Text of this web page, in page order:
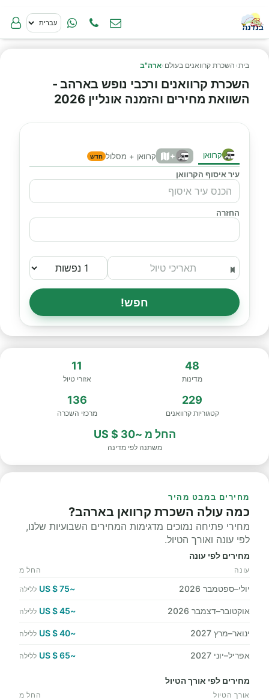
בית› השכרת קרוואנים בעולם ›ארה"ב
השכרת קרוואנים ורכבי נופש בארהב -
השוואת מחירים והזמנה אונליין 2026
קרוואן + קרוואן + מסלול חדש
עיר איסוף הקרוואן
החזרה
חפש!
48
מדינות
11
אזורי טיול
229
קטגוריות קרוואנים
136
מרכזי השכרה
החל מ ~30 $ US
משתנה לפי מדינה
מחירים במבט מהיר
כמה עולה השכרת קרוואן בארהב?
מחירי פתיחה נמוכים מדגימות המחירים השבועיות שלנו,
לפי עונה ואורך הטיול.
מחירים לפי עונה
עונה החל מ
יולי–ספטמבר 2026 ~75 $ US ללילה
אוקטובר–דצמבר 2026 ~45 $ US ללילה
ינואר–מרץ 2027 ~40 $ US ללילה
אפריל–יוני 2027 ~65 $ US ללילה
מחירים לפי אורך הטיול
אורך הטיול החל מ